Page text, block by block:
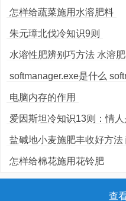
怎样给蔬菜施用水溶肥料
朱元璋北伐冷知识9则
水溶性肥辨别巧方法 水溶
softmanager.exe是什么
电脑内存的作用
爱因斯坦冷知识13则：情人
盐碱地小麦施肥丰收好方
怎样给棉花施用花铃肥
查